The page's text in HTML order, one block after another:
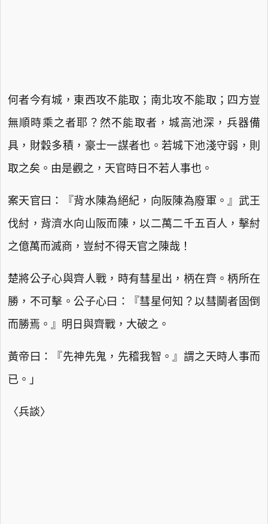
何者今有城，東西攻不能取；南北攻不能取；四方豈
無順時乘之者耶？然不能取者，城高池深，兵器備
具，財穀多積，豪士一謀者也。若城下池淺守弱，則
取之矣。由是觀之，天官時日不若人事也。
案天官曰：『背水陳為絕紀，向阪陳為廢軍。』武王
伐紂，背濟水向山阪而陳，以二萬二千五百人，擊紂
之億萬而滅商，豈紂不得天官之陳哉！
楚將公子心與齊人戰，時有彗星出，柄在齊。柄所在
勝，不可擊。公子心曰：『彗星何知？以彗鬬者固倒
而勝焉。』明日與齊戰，大破之。
黃帝曰：『先神先鬼，先稽我智。』謂之天時人事而
已。」
〈兵談〉